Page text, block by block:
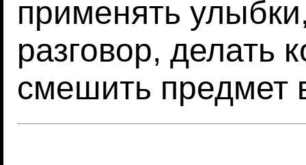
применять
разговор, делать
смешить предмет